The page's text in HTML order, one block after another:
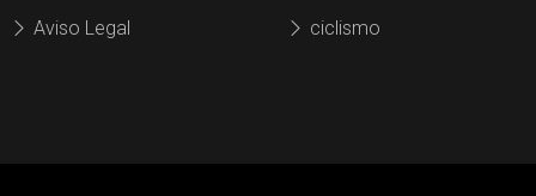
Aviso Legal
ciclismo